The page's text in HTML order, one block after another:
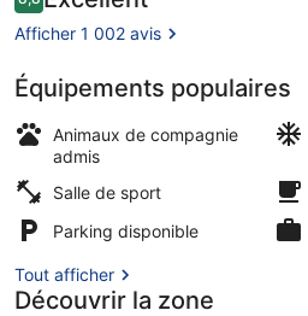
Petit
voyageurs
8,8 sur 10
Afficher 1 002 avis
Équipements populaires
Animaux de compagnie
admis
Salle de sport
Parking disponible
Tout afficher
Découvrir la zone